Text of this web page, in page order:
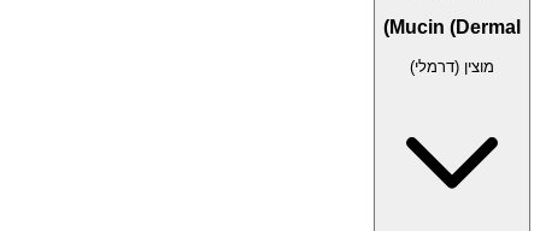
Mucin (Dermal)
מוצין (דרמלי)